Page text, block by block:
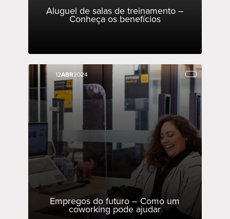
Aluguel de salas de treinamento –
Conheça os benefícios
12ABR2024
Empregos do futuro – Como um
coworking pode ajudar
12ABR2024